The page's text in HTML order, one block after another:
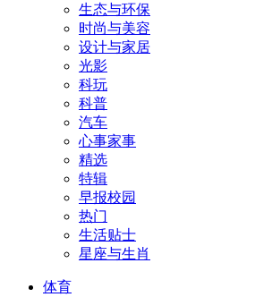
生态与环保
时尚与美容
设计与家居
光影
科玩
科普
汽车
心事家事
精选
特辑
早报校园
热门
生活贴士
星座与生肖
体育